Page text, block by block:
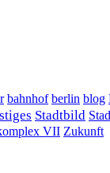
bahnhof berlin blog
Stadtbild
VII Zukunft